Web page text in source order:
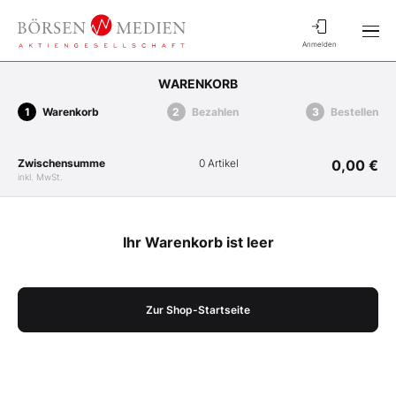
Anmelden
WARENKORB
Warenkorb Bezahlen Bestellen
Zwischensumme
inkl. MwSt.
0 Artikel 0,00 €
Ihr Warenkorb ist leer
Zur Shop-Startseite